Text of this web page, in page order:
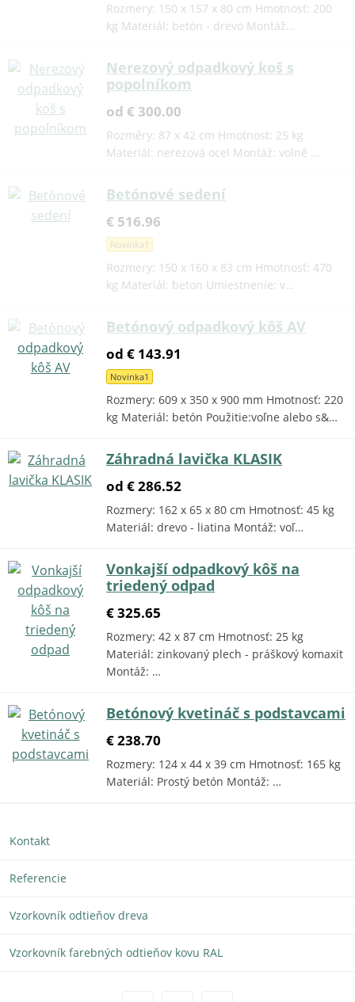
Rozmery: 150 x 157 x 80 cm Hmotnosť: 200
kg Materiál: betón - drevo Montáž…
Nerezový odpadkový koš s
popolníkom
od € 300.00
Rozměry: 87 x 42 cm Hmotnost: 25 kg
Materiál: nerezová ocel Montáž: volně …
Betónové sedení
€ 516.96
Novinka1
Rozmery: 150 x 160 x 83 cm Hmotnosť: 470
kg Materiál: beton Umiestnenie: v…
Betónový odpadkový kôš AV
od € 143.91
Novinka1
Rozmery: 609 x 350 x 900 mm Hmotnosť: 220
kg Materiál: betón Použitie:voľne alebo s&…
Záhradná lavička KLASIK
od € 286.52
Rozmery: 162 x 65 x 80 cm Hmotnosť: 45 kg
Materiál: drevo - liatina Montáž: voľ…
Vonkajší odpadkový kôš na
triedený odpad
€ 325.65
Rozmery: 42 x 87 cm Hmotnosť: 25 kg
Materiál: zinkovaný plech - práškový komaxit
Montáž: …
Betónový kvetináč s podstavcami
€ 238.70
Rozmery: 124 x 44 x 39 cm Hmotnosť: 165 kg
Materiál: Prostý betón Montáž: …
Kontakt
Referencie
Vzorkovník odtieňov dreva
Vzorkovník farebných odtieňov kovu RAL